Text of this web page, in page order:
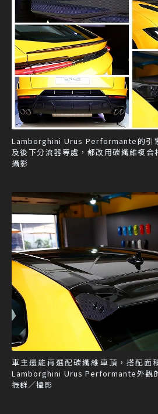
Lamborghini Urus Performante的引
及後下分流器等處，都改用碳纖維複
攝影
車主還能再選配碳纖維車頂，搭配面
Lamborghini Urus Performante外觀
振群／攝影